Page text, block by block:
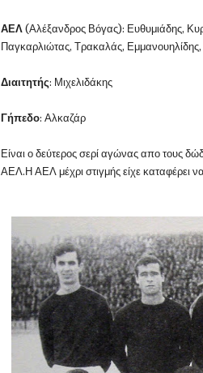
ΑΕΛ (Αλέξανδρος Βόγας): Ευθυμιάδης,
Παγκαρλιώτας, Τρακαλάς, Εμμανουηλίδης,
Διαιτητής: Μιχελιδάκης
Γήπεδο: Αλκαζάρ
Είναι ο δεύτερος σερί αγώνας απο τους
ΑΕΛ.Η ΑΕΛ μέχρι στιγμής είχε καταφέρει να